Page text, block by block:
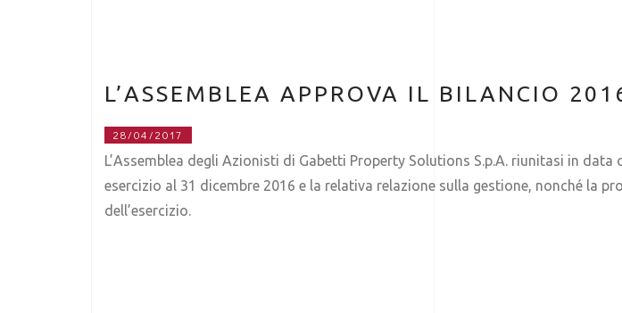
L’ASSEMBLEA APPROVA IL BILANCIO
28/04/2017
L’Assemblea degli Azionisti di Gabetti Property Solutions S.p.A. riunitasi in
esercizio al 31 dicembre 2016 e la relativa relazione sulla gestione, nonché la
dell’esercizio.